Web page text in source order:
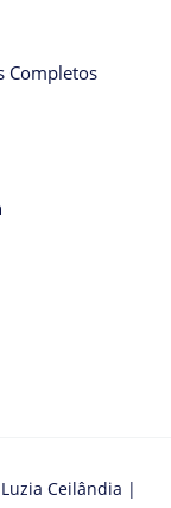
Completos
Ceilândia |